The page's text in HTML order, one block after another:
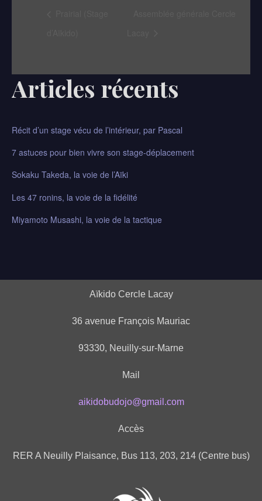
Articles récents
Récit d’un stage vécu de l’intérieur, par Pascal​
7 astuces pour bien vivre son stage-déplacement
Sokaku Takeda, la voie de l’Aïki
Les 47 ronins, la voie de la fidélité
Miyamoto Musashi, la voie de la tactique
Aïkido Cercle Lacay
36 avenue François Mauriac
93330, Neuilly-sur-Marne
Mail
aikidobudojo@gmail.com
Accès
RER A Neuilly Plaisance, Bus 113, 203, 214 (Centre bus)